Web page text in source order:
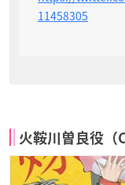
11458305
火鞍川曽良役（